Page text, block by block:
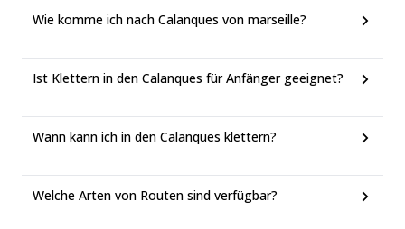
Wie komme ich nach Calanques von marseille?
Ist Klettern in den Calanques für Anfänger geeignet?
Wann kann ich in den Calanques klettern?
Welche Arten von Routen sind verfügbar?